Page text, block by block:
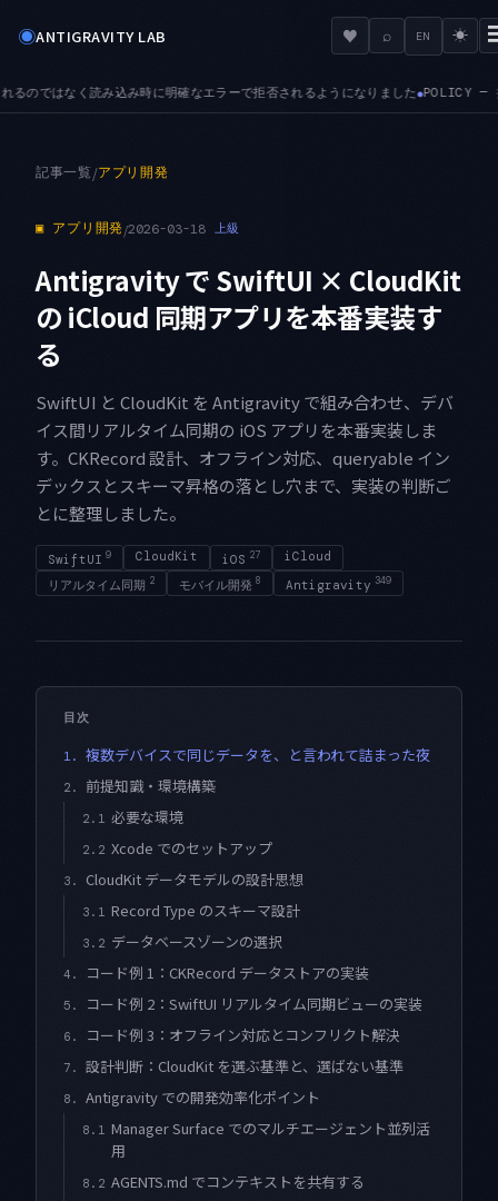
◉ANTIGRAVITY LAB ♥ ⌕ EN ☀
ーで拒否されるようになりました ●POLICY — 接続済みツールサーバに対する管理
記事一覧/アプリ開発
▣ アプリ開発/2026-03-18 上級
Antigravity で SwiftUI × CloudKit
の iCloud 同期アプリを本番実装す
る
SwiftUI と CloudKit を Antigravity で組み合わせ、デバ
イス間リアルタイム同期の iOS アプリを本番実装しま
す。CKRecord 設計、オフライン対応、queryable イン
デックスとスキーマ昇格の落とし穴まで、実装の判断ご
とに整理しました。
SwiftUI 9 CloudKit iOS 27
iCloud
リアルタイム同期 2 モバイル開発 8 Antigravity 349
目次
1. 複数デバイスで同じデータを、と言われて詰まった夜
2. 前提知識・環境構築
2.1 必要な環境
2.2 Xcode でのセットアップ
3. CloudKit データモデルの設計思想
3.1 Record Type のスキーマ設計
3.2 データベースゾーンの選択
4. コード例 1：CKRecord データストアの実装
5. コード例 2：SwiftUI リアルタイム同期ビューの実装
6. コード例 3：オフライン対応とコンフリクト解決
7. 設計判断：CloudKit を選ぶ基準と、選ばない基準
8. Antigravity での開発効率化ポイント
8.1 Manager Surface でのマルチエージェント並列活
用
8.2 AGENTS.md でコンテキストを共有する